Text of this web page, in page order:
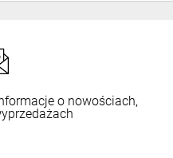
o nowościach,